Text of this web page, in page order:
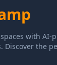
with AI-
Discover the